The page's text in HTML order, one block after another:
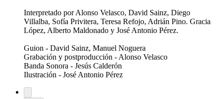
Interpretado por Alonso Velasco, David Sainz, Diego
Villalba, Sofía Privitera, Teresa Refojo, Adrián Pino. Gracia
López, Alberto Maldonado y José Antonio Pérez.
Guion - David Sainz, Manuel Noguera
Grabación y postproducción - Alonso Velasco
Banda Sonora - Jesús Calderón
Ilustración - José Antonio Pérez